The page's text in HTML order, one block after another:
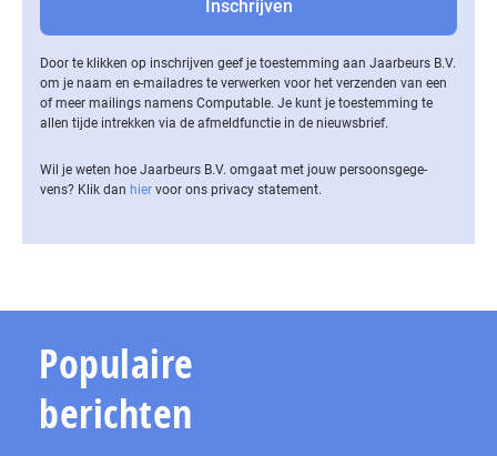
Door te klikken op inschrijven geef je toestemming aan Jaarbeurs B.V.
om je naam en e-mailadres te verwerken voor het verzenden van een
of meer mailings namens Computable. Je kunt je toestemming te
allen tijde intrekken via de af­meld­func­tie in de nieuwsbrief.
Wil je weten hoe Jaarbeurs B.V. omgaat met jouw per­soons­ge­ge­
vens? Klik dan hier voor ons privacy statement.
Populaire
berichten